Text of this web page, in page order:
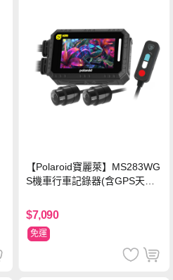
【Polaroid寶麗萊】MS283WG
S機車行車記錄器(含GPS天線)-
新小蜂鷹)
$7,090
免運